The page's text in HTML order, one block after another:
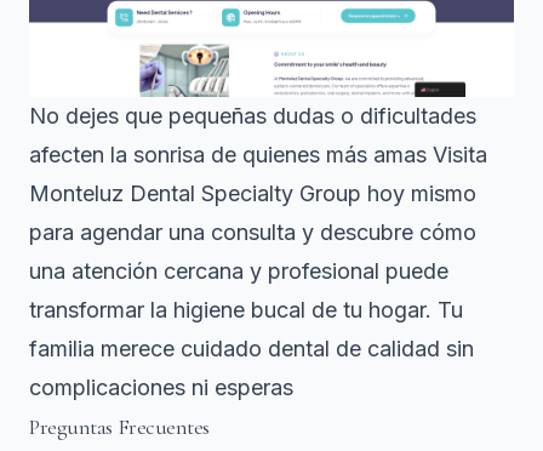
No dejes que pequeñas dudas o dificultades
afecten la sonrisa de quienes más amas Visita
Monteluz Dental Specialty Group hoy mismo
para agendar una consulta y descubre cómo
una atención cercana y profesional puede
transformar la higiene bucal de tu hogar. Tu
familia merece cuidado dental de calidad sin
complicaciones ni esperas
Preguntas Frecuentes